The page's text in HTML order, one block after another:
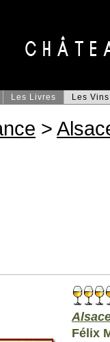
Les Livres Les Vins
>
Félix